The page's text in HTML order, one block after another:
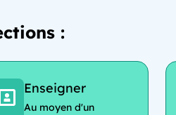
:
Enseigner
Au moyen d'un